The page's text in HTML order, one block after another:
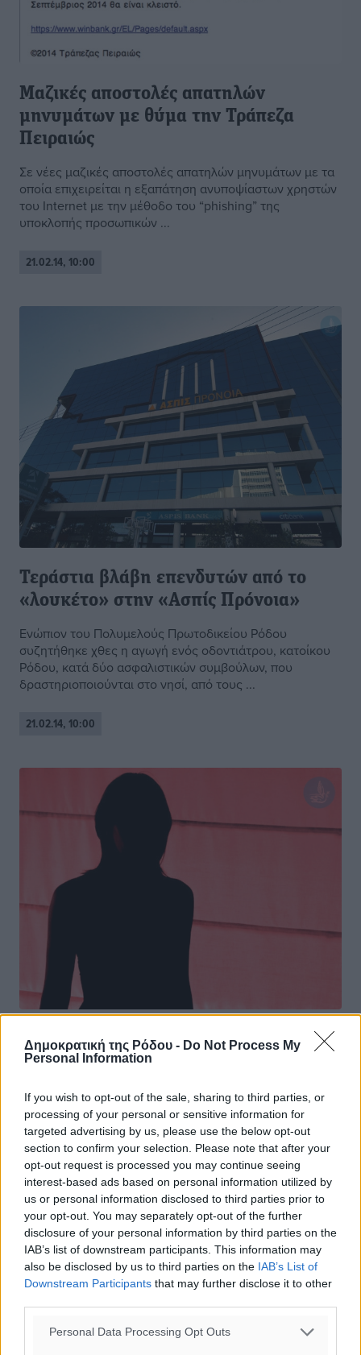
Δημοκρατική της Ρόδου - Do Not Process My
Personal Information
If you wish to opt-out of the sale, sharing to third parties, or
processing of your personal or sensitive information for
targeted advertising by us, please use the below opt-out
section to confirm your selection. Please note that after your
opt-out request is processed you may continue seeing
interest-based ads based on personal information utilized by
us or personal information disclosed to third parties prior to
your opt-out. You may separately opt-out of the further
disclosure of your personal information by third parties on the
IAB’s list of downstream participants. This information may
also be disclosed by us to third parties on the IAB’s List of
Downstream Participants that may further disclose it to other
Personal Data Processing Opt Outs
Μαζικές αποστολές απατηλών
μηνυμάτων με θύμα την Τράπεζα
Πειραιώς
Σε νέες μαζικές αποστολές απατηλών μηνυμάτων με τα
οποία επιχειρείται η εξαπάτηση ανυποψίαστων χρηστών
του Internet με την μέθοδο του “phishing” της
υποκλοπής προσωπικών ...
21.02.14, 10:00
Τεράστια βλάβη επενδυτών από το
«λουκέτο» στην «Ασπίς Πρόνοια»
Ενώπιον του Πολυμελούς Πρωτοδικείου Ρόδου
συζητήθηκε χθες η αγωγή ενός οδοντιάτρου, κατοίκου
Ρόδου, κατά δύο ασφαλιστικών συμβούλων, που
δραστηριοποιούνται στο νησί, από τους ...
21.02.14, 10:00
Προσωρινά κρατούμενη η γυναίκα
«αράχνη»
Προσωρινά κρατούμενη κρίθηκε χθες, μετά την
απολογία της, με ομόφωνη απόφαση Ανακριτή και
Εισαγγελέα, η 33χρονη Κ. Τ. του Ε., κάτοικος Παστίδας,
που σαγήνευε ηλικιωμένους ...
21.02.14, 10:00